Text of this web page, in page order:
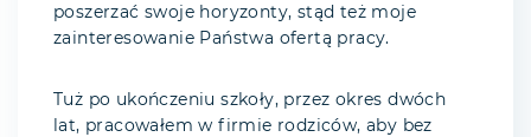
poszerzać swoje horyzonty, stąd też moje
zainteresowanie Państwa ofertą pracy.
Tuż po ukończeniu szkoły, przez okres dwóch
lat, pracowałem w firmie rodziców, aby bez